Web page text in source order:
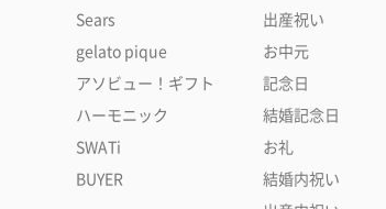
Sears
gelato pique
アソビュー！ギフト
ハーモニック
SWATi
BUYER
出産祝い
お中元
記念日
結婚記念日
お礼
結婚内祝い